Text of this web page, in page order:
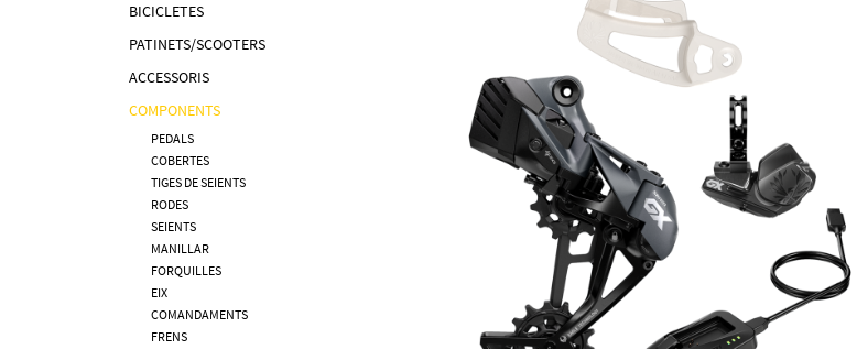
BICICLETES
PATINETS/SCOOTERS
ACCESSORIS
COMPONENTS
PEDALS
COBERTES
TIGES DE SEIENTS
RODES
SEIENTS
MANILLAR
FORQUILLES
EIX
COMANDAMENTS
FRENS